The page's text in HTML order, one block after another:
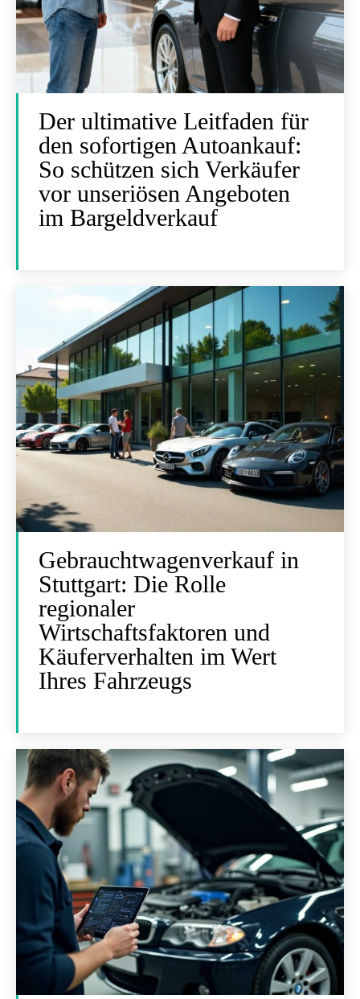
Der ultimative Leitfaden für
den sofortigen Autoankauf:
So schützen sich Verkäufer
vor unseriösen Angeboten
im Bargeldverkauf
Gebrauchtwagenverkauf in
Stuttgart: Die Rolle
regionaler
Wirtschaftsfaktoren und
Käuferverhalten im Wert
Ihres Fahrzeugs